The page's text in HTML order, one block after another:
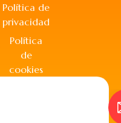
Política de
privacidad
Política
de
cookies